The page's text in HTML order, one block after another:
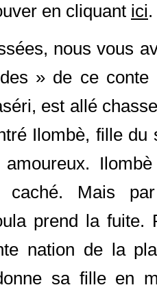
en cliquant ici.
nous vous
» de ce
est allé
Ilombè, fille du
Mais
prend la fuite.
nation de la
sa fille en